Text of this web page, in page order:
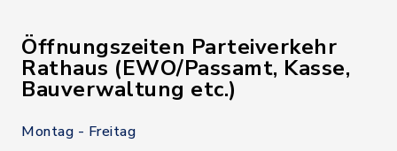
Öffnungszeiten Parteiverkehr
Rathaus (EWO/Passamt, Kasse,
Bauverwaltung etc.)
Montag - Freitag